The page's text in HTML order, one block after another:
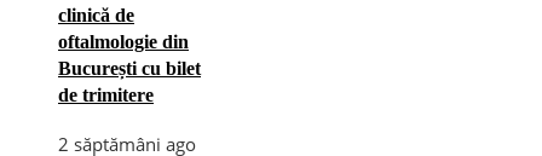
clinică de
oftalmologie din
București cu bilet
de trimitere
2 săptămâni ago